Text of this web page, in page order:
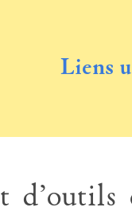
Liens